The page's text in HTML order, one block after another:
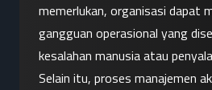
memerlukan, organisasi dapat
gangguan operasional yang
kesalahan manusia atau
Selain itu, proses manajemen